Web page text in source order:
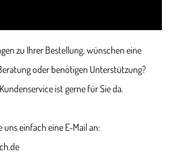
zu Ihrer Bestellung, wünschen eine
oder benötigen Unterstützung?
ist gerne für Sie da.
uns einfach eine E-Mail an: